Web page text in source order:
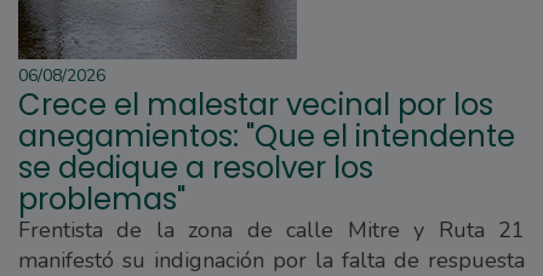
06/08/2026
Crece el malestar vecinal por los
anegamientos: "Que el intendente
se dedique a resolver los
problemas"
Frentista de la zona de calle Mitre y Ruta 21
manifestó su indignación por la falta de respuesta